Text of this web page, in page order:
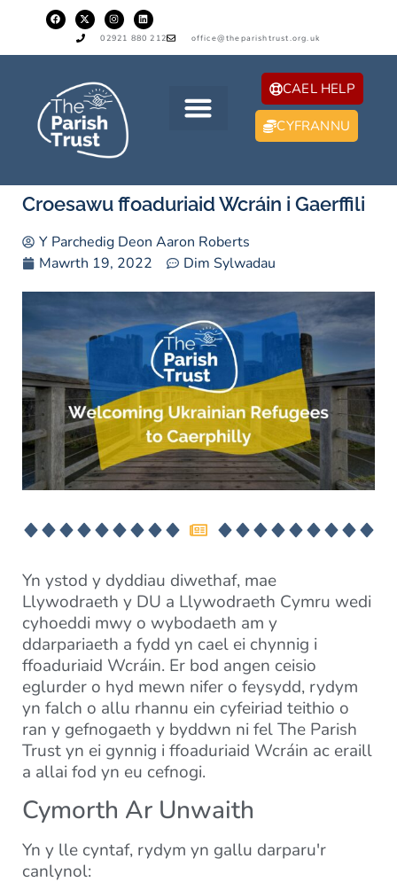
02921 880 212 office@theparishtrust.org.uk
CAEL HELP
CYFRANNU
Croesawu ffoaduriaid Wcráin i Gaerffili
Y Parchedig Deon Aaron Roberts
Mawrth 19, 2022
Dim Sylwadau
Yn ystod y dyddiau diwethaf, mae
Llywodraeth y DU a Llywodraeth Cymru wedi
cyhoeddi mwy o wybodaeth am y
ddarpariaeth a fydd yn cael ei chynnig i
ffoaduriaid Wcráin. Er bod angen ceisio
eglurder o hyd mewn nifer o feysydd, rydym
yn falch o allu rhannu ein cyfeiriad teithio o
ran y gefnogaeth y byddwn ni fel The Parish
Trust yn ei gynnig i ffoaduriaid Wcráin ac eraill
a allai fod yn eu cefnogi.
Cymorth Ar Unwaith
Yn y lle cyntaf, rydym yn gallu darparu'r
canlynol: